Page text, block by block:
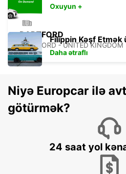
DARTFORD
DARTFORD - UNITED KINGDOM
MAIDSTONE
MAIDSTONE - UNITED KINGDOM
Oxuyun +
Filippin Kəşf Etmək
Daha ətraflı
Niyə Europcar ilə
götürmək?
24 saat yol